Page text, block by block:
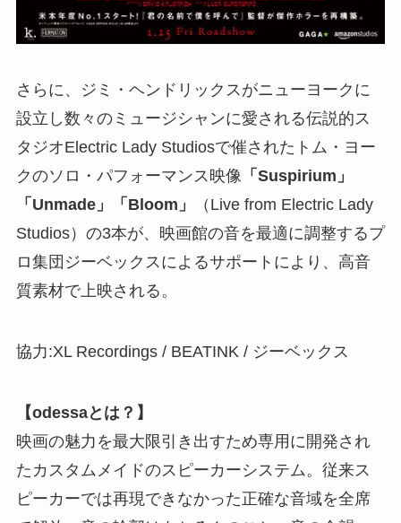
さらに、ジミ・ヘンドリックスがニューヨークに
設立し数々のミュージシャンに愛される伝説的ス
タジオElectric Lady Studiosで催されたトム・ヨー
クのソロ・パフォーマンス映像 「Suspirium」
「Unmade」「Bloom」
（Live from Electric Lady
Studios）の3本が、映画館の音を最適に調整するプ
ロ集団ジーベックスによるサポートにより、高音
質素材で上映される。
協力:XL Recordings / BEATINK / ジーベックス
【odessaとは？】
映画の魅力を最大限引き出すため専用に開発され
たカスタムメイドのスピーカーシステム。従来ス
ピーカーでは再現できなかった正確な音域を全席